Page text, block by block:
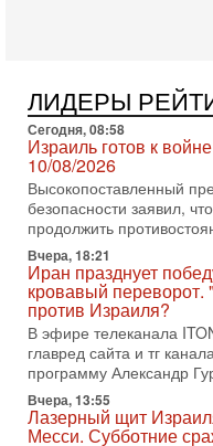
Хватит отменять
Израиль готов
В эфире телеканала
ЦАХАЛа в отставке,
Ведет программу
3-08-2026, 15:23
Иран задыхается.
последних
В эфире ITON-TV доктор
политолог, в прошлом –
Азербайджана Гейдара
Александр
3-08-2026, 11:09
Выборы в Израиле в
спецотдел
В этом выпуске мы
тем израильской
ЛИДЕРЫ
Сегодня, 08:58
Израиль готов к
10/08/2026
Высокопоставленный
безопасности заявил,
продолжить
Вчера, 18:21
Иран празднует
кровавый
против Израиля?
В эфире телеканала
главред сайта и тг
программу Александр
Вчера, 13:55
Лазерный щит
Месси. Субботние